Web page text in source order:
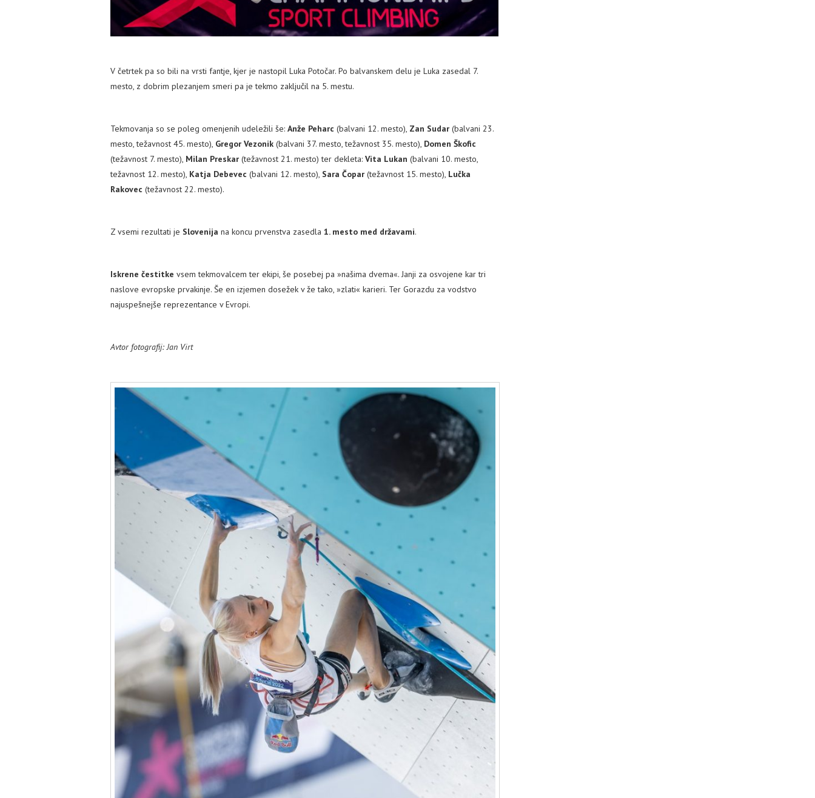
V četrtek pa so bili na vrsti fantje, kjer je nastopil Luka Potočar. Po balvanskem delu je Luka zasedal 7.
mesto, z dobrim plezanjem smeri pa je tekmo zaključil na 5. mestu.
Tekmovanja so se poleg omenjenih udeležili še: Anže Peharc (balvani 12. mesto), Zan Sudar (balvani 23.
mesto, težavnost 45. mesto), Gregor Vezonik (balvani 37. mesto, težavnost 35. mesto), Domen Škofic
(težavnost 7. mesto), Milan Preskar (težavnost 21. mesto) ter dekleta: Vita Lukan (balvani 10. mesto,
težavnost 12. mesto), Katja Debevec (balvani 12. mesto), Sara Čopar (težavnost 15. mesto), Lučka
Rakovec (težavnost 22. mesto).
Z vsemi rezultati je Slovenija na koncu prvenstva zasedla 1. mesto med državami.
Iskrene čestitke vsem tekmovalcem ter ekipi, še posebej pa »našima dvema«. Janji za osvojene kar tri
naslove evropske prvakinje. Še en izjemen dosežek v že tako, »zlati« karieri. Ter Gorazdu za vodstvo
najuspešnejše reprezentance v Evropi.
Avtor fotografij: Jan Virt